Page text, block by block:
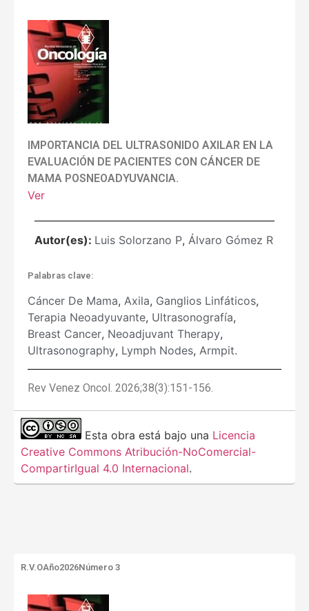
IMPORTANCIA DEL ULTRASONIDO AXILAR EN LA
EVALUACIÓN DE PACIENTES CON CÁNCER DE
MAMA POSNEOADYUVANCIA.
Ver
Autor(es): Luis Solorzano P, Álvaro Gómez R
Palabras clave:
Cáncer De Mama, Axila, Ganglios Linfáticos,
Terapia Neoadyuvante, Ultrasonografía,
Breast Cancer, Neoadjuvant Therapy,
Ultrasonography, Lymph Nodes, Armpit.
Rev Venez Oncol. 2026;38(3):151-156.
Esta obra está bajo una Licencia
Creative Commons Atribución-NoComercial-
CompartirIgual 4.0 Internacional.
R.V.OAño2026Número 3